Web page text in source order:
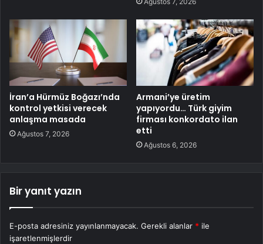
İran’a Hürmüz Boğazı’nda
kontrol yetkisi verecek
anlaşma masada
Ağustos 7, 2026
Armani’ye üretim
yapıyordu… Türk giyim
firması konkordato ilan
etti
Ağustos 6, 2026
Bir yanıt yazın
E-posta adresiniz yayınlanmayacak. Gerekli alanlar * ile
işaretlenmişlerdir